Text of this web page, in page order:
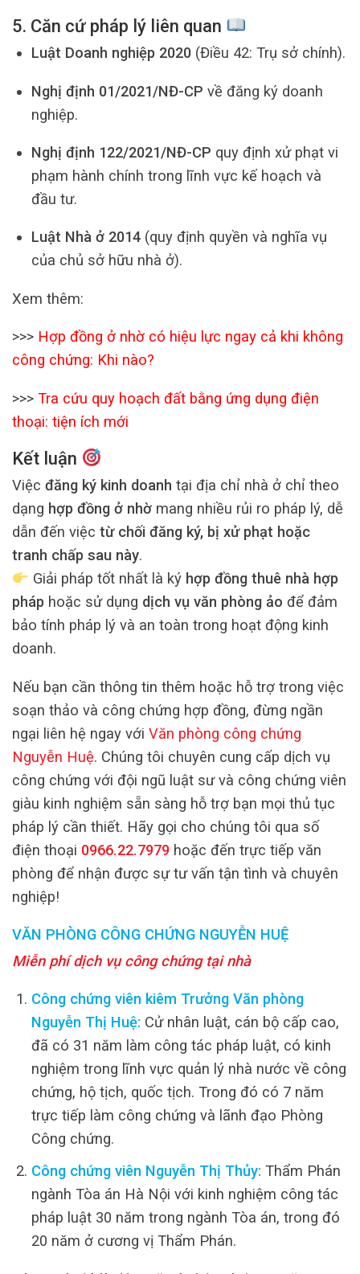
5. Căn cứ pháp lý liên quan
Luật Doanh nghiệp 2020(Điều 42: Trụ sở chính).
Nghị định 01/2021/NĐ-CP về đăng ký doanh
nghiệp.
Nghị định 122/2021/NĐ-CP quy định xử phạt vi
phạm hành chính trong lĩnh vực kế hoạch và
đầu tư.
Luật Nhà ở 2014(quy định quyền và nghĩa vụ
của chủ sở hữu nhà ở).
Xem thêm:
>>> Hợp đồng ở nhờ có hiệu lực ngay cả khi không
công chứng: Khi nào?
>>> Tra cứu quy hoạch đất bằng ứng dụng điện
thoại: tiện ích mới
Kết luận
Việc đăng ký kinh doanh tại địa chỉ nhà ở chỉ theo
dạng hợp đồng ở nhờ mang nhiều rủi ro pháp lý, dễ
dẫn đến việc từ chối đăng ký, bị xử phạt hoặc
tranh chấp sau này.
Giải pháp tốt nhất là ký hợp đồng thuê nhà hợp
pháp hoặc sử dụng dịch vụ văn phòng ảo để đảm
bảo tính pháp lý và an toàn trong hoạt động kinh
doanh.
Nếu bạn cần thông tin thêm hoặc hỗ trợ trong việc
soạn thảo và công chứng hợp đồng, đừng ngần
ngại liên hệ ngay với Văn phòng công chứng
Nguyễn Huệ. Chúng tôi chuyên cung cấp dịch vụ
công chứng với đội ngũ luật sư và công chứng viên
giàu kinh nghiệm sẵn sàng hỗ trợ bạn mọi thủ tục
pháp lý cần thiết. Hãy gọi cho chúng tôi qua số
điện thoại 0966.22.7979 hoặc đến trực tiếp văn
phòng để nhận được sự tư vấn tận tình và chuyên
nghiệp!
VĂN PHÒNG CÔNG CHỨNG NGUYỄN HUỆ
Miễn phí dịch vụ công chứng tại nhà
Công chứng viên kiêm Trưởng Văn phòng
Nguyễn Thị Huệ: Cử nhân luật, cán bộ cấp cao,
đã có 31 năm làm công tác pháp luật, có kinh
nghiệm trong lĩnh vực quản lý nhà nước về công
chứng, hộ tịch, quốc tịch. Trong đó có 7 năm
trực tiếp làm công chứng và lãnh đạo Phòng
Công chứng.
Công chứng viên Nguyễn Thị Thủy: Thẩm Phán
ngành Tòa án Hà Nội với kinh nghiệm công tác
pháp luật 30 năm trong ngành Tòa án, trong đó
20 năm ở cương vị Thẩm Phán.